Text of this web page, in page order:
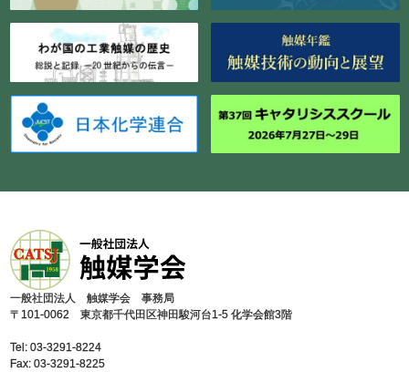
⼀般社団法⼈ 触媒学会 事務局
〒101-0062 東京都千代⽥区神⽥駿河台1-5 化学会館3階
Tel: 03-3291-8224
Fax: 03-3291-8225